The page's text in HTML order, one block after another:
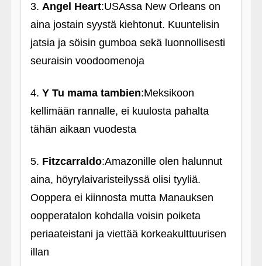
3. Angel Heart:USAssa New Orleans on
aina jostain syystä kiehtonut. Kuuntelisin
jatsia ja söisin gumboa sekä luonnollisesti
seuraisin voodoomenoja
4. Y Tu mama tambien:Meksikoon
kellimään rannalle, ei kuulosta pahalta
tähän aikaan vuodesta
5. Fitzcarraldo:Amazonille olen halunnut
aina, höyrylaivaristeilyssä olisi tyyliä.
Ooppera ei kiinnosta mutta Manauksen
oopperatalon kohdalla voisin poiketa
periaateistani ja viettää korkeakulttuurisen
illan